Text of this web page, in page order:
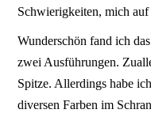
Schwierigkeiten, mich
Wunderschön fand ich das
zwei Ausführungen.
Spitze. Allerdings habe
diversen Farben im